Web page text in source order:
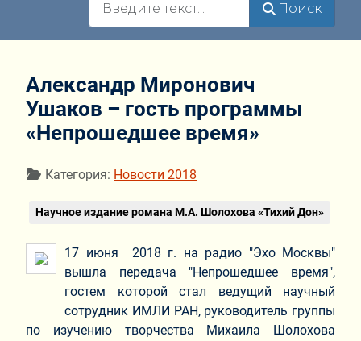
Поиск
Александр Миронович
Ушаков – гость программы
«Непрошедшее время»
Информация о материале
Категория: Новости 2018
Научное издание романа М.А. Шолохова «Тихий Дон»
17 июня 2018 г. на радио "Эхо Москвы"
вышла передача "Непрошедшее время",
гостем которой стал ведущий научный
сотрудник ИМЛИ РАН, руководитель группы
по изучению творчества Михаила Шолохова